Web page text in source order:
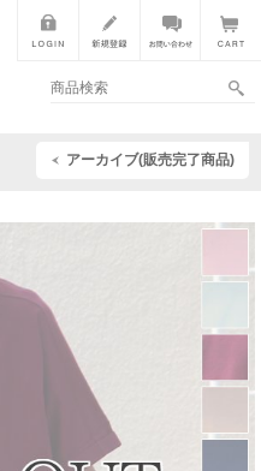
アーカイブ(販売完了商品)